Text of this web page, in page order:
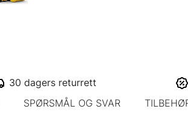
30 dagers returrett
SPØRSMÅL OG SVAR